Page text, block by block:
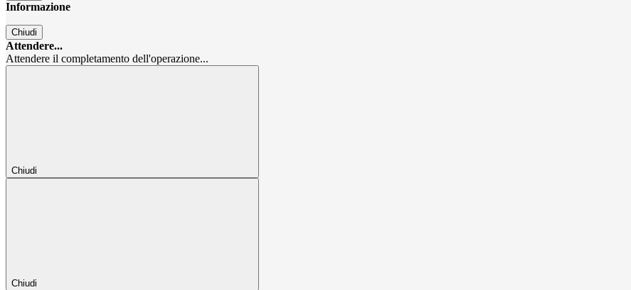
Informazione
Chiudi
Attendere...
Attendere il completamento dell'operazione...
Chiudi
Chiudi